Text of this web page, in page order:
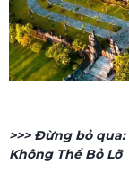
>>> Đừng bỏ qua:
Không Thể Bỏ Lỡ